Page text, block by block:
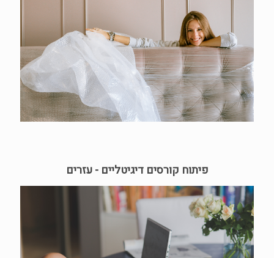
פיתוח קורסים דיגיטליים - עזרים